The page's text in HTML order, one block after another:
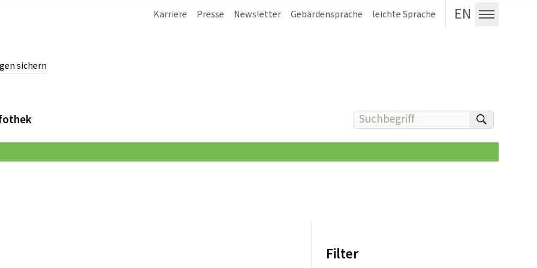
sichern
Karriere Presse Newsletter Gebärdensprache leichte Sprache EN
Menü
Suchbegriff(e) eingeben
Filter